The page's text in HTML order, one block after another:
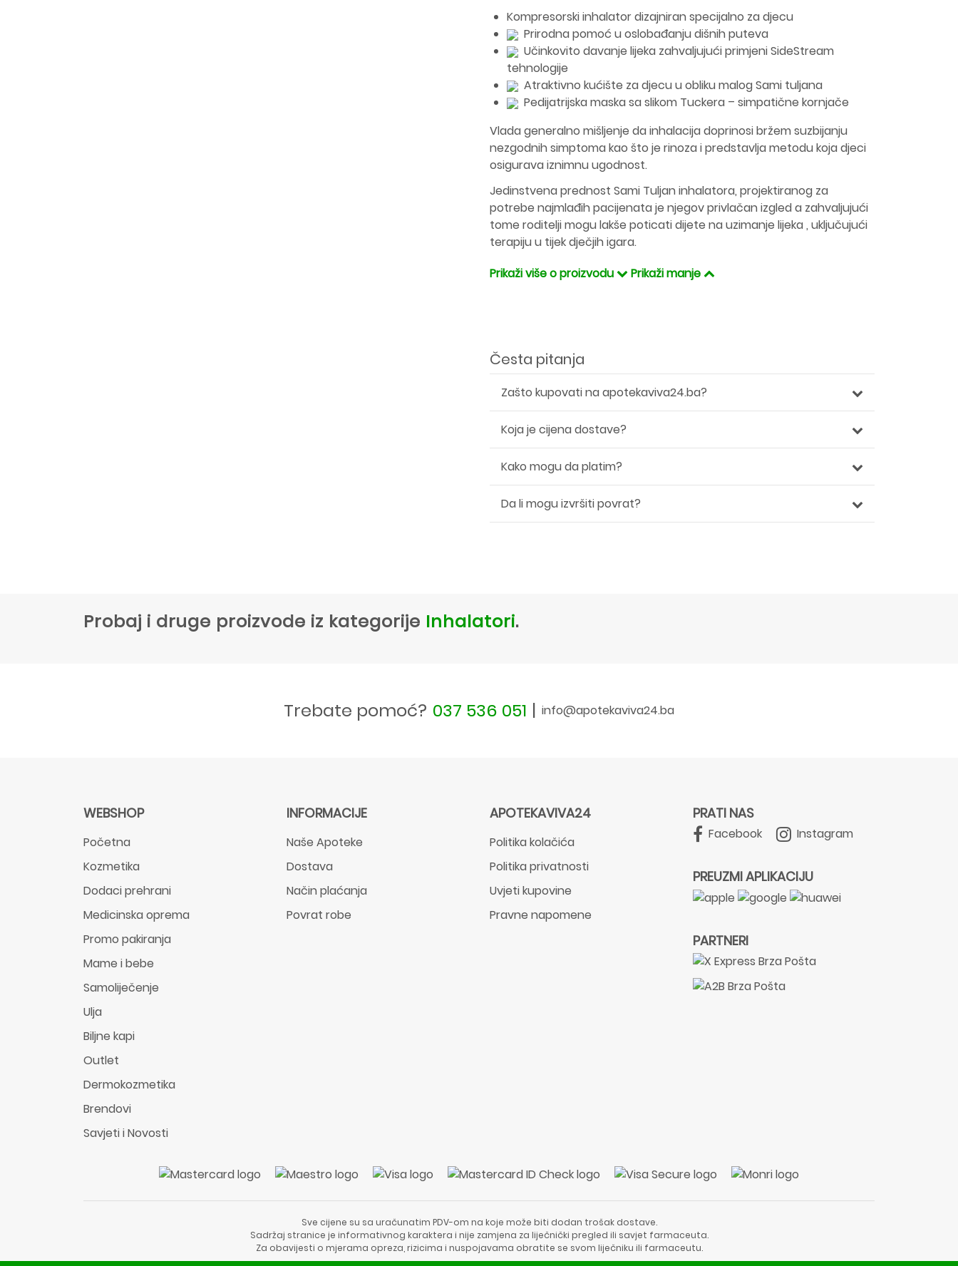
Kompresorski inhalator dizajniran specijalno za djecu
Prirodna pomoć u oslobađanju dišnih puteva
Učinkovito davanje lijeka zahvaljujući primjeni SideStream
tehnologije
Atraktivno kućište za djecu u obliku malog Sami tuljana
Pedijatrijska maska sa slikom Tuckera – simpatične kornjače
Vlada generalno mišljenje da inhalacija doprinosi bržem suzbijanju
nezgodnih simptoma kao što je rinoza i predstavlja metodu koja djeci
osigurava iznimnu ugodnost.
Jedinstvena prednost Sami Tuljan inhalatora, projektiranog za
potrebe najmlađih pacijenata je njegov privlačan izgled a zahvaljujući
tome roditelji mogu lakše poticati dijete na uzimanje lijeka , uključujući
terapiju u tijek dječjih igara.
Prikaži više o proizvodu
Prikaži manje
Česta pitanja
Zašto kupovati na apotekaviva24.ba?
Koja je cijena dostave?
Kako mogu da platim?
Da li mogu izvršiti povrat?
Probaj i druge proizvode iz kategorije Inhalatori.
Trebate pomoć? 037 536 051 | info@apotekaviva24.ba
WEBSHOP
Početna
Kozmetika
Dodaci prehrani
Medicinska oprema
Promo pakiranja
Mame i bebe
Samoliječenje
Ulja
Biljne kapi
Outlet
Dermokozmetika
Brendovi
Savjeti i Novosti
INFORMACIJE
Naše Apoteke
Dostava
Način plaćanja
Povrat robe
APOTEKAVIVA24
Politika kolačića
Politika privatnosti
Uvjeti kupovine
Pravne napomene
PRATI NAS
Facebook Instagram
PREUZMI APLIKACIJU
PARTNERI
Sve cijene su sa uračunatim PDV-om na koje može biti dodan trošak dostave.
Sadržaj stranice je informativnog karaktera i nije zamjena za liječnički pregled ili savjet farmaceuta.
Za obavijesti o mjerama opreza, rizicima i nuspojavama obratite se svom liječniku ili farmaceutu.